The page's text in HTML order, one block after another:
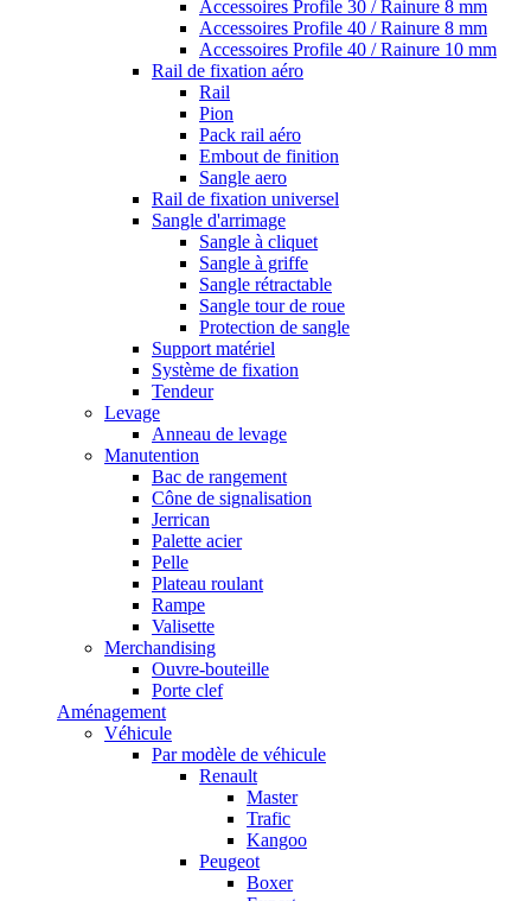
Accessoires Profile 30 / Rainure 8 mm
Accessoires Profile 40 / Rainure 8 mm
Accessoires Profile 40 / Rainure 10 mm
Rail de fixation aéro
Rail
Pion
Pack rail aéro
Embout de finition
Sangle aero
Rail de fixation universel
Sangle d'arrimage
Sangle à cliquet
Sangle à griffe
Sangle rétractable
Sangle tour de roue
Protection de sangle
Support matériel
Système de fixation
Tendeur
Levage
Anneau de levage
Manutention
Bac de rangement
Cône de signalisation
Jerrican
Palette acier
Pelle
Plateau roulant
Rampe
Valisette
Merchandising
Ouvre-bouteille
Porte clef
Aménagement
Véhicule
Par modèle de véhicule
Renault
Master
Trafic
Kangoo
Peugeot
Boxer